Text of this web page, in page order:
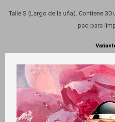
Talle S (Largo de la uña). Contiene
pad para